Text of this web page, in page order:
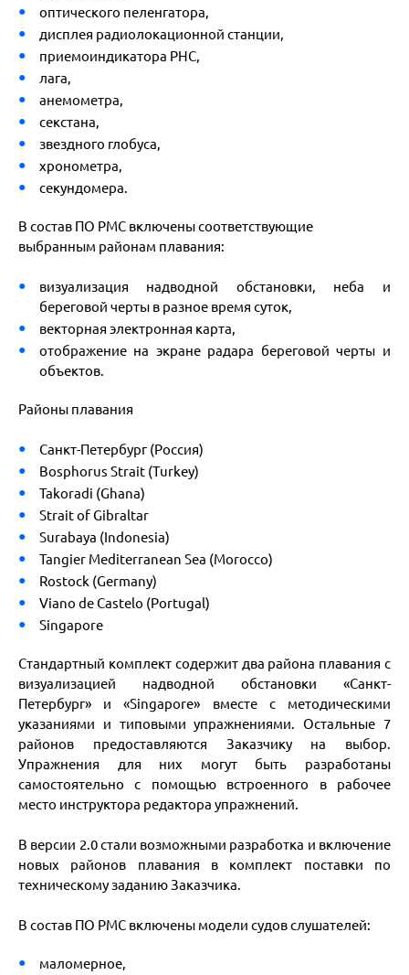
оптического пеленгатора,
дисплея радиолокационной станции,
приемоиндикатора РНС,
лага,
анемометра,
секстана,
звездного глобуса,
хронометра,
секундомера.
В состав ПО РМС включены соответствующие
выбранным районам плавания:
визуализация надводной обстановки, неба и
береговой черты в разное время суток,
векторная электронная карта,
отображение на экране радара береговой черты и
объектов.
Районы плавания
Санкт-Петербург (Россия)
Bosphorus Strait (Turkey)
Takoradi (Ghana)
Strait of Gibraltar
Surabaya (Indonesia)
Tangier Mediterranean Sea (Morocco)
Rostock (Germany)
Viano de Castelo (Portugal)
Singapore
Стандартный комплект содержит два района плавания с
визуализацией надводной обстановки «Санкт-
Петербург» и «Singapore» вместе с методическими
указаниями и типовыми упражнениями. Остальные 7
районов предоставляются Заказчику на выбор.
Упражнения для них могут быть разработаны
самостоятельно с помощью встроенного в рабочее
место инструктора редактора упражнений.
В версии 2.0 стали возможными разработка и включение
новых районов плавания в комплект поставки по
техническому заданию Заказчика.
В состав ПО РМС включены модели судов слушателей:
маломерное,